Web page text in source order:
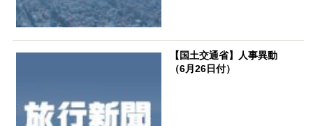
【国土交通省】人事異動
（6月26日付）